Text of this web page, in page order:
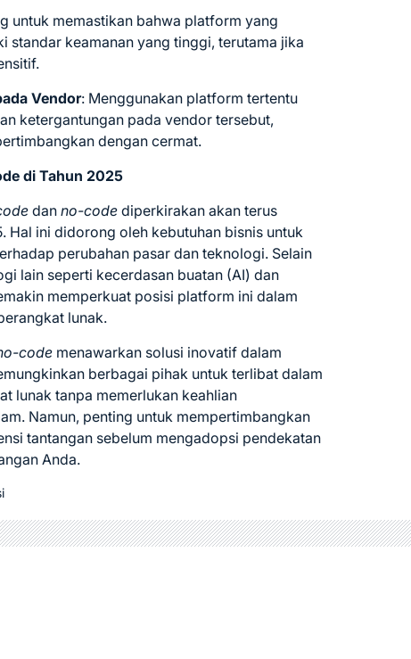
untuk memastikan bahwa platform yang
standar keamanan yang tinggi, terutama jika
Vendor: Menggunakan platform tertentu
ketergantungan pada vendor tersebut,
dengan cermat.
di Tahun 2025
danno-code diperkirakan akan terus
Hal ini didorong oleh kebutuhan bisnis untuk
perubahan pasar dan teknologi. Selain
lain seperti kecerdasan buatan (AI) dan
memperkuat posisi platform ini dalam
lunak.
code menawarkan solusi inovatif dalam
berbagai pihak untuk terlibat dalam
lunak tanpa memerlukan keahlian
Namun, penting untuk mempertimbangkan
tantangan sebelum mengadopsi pendekatan
Anda.